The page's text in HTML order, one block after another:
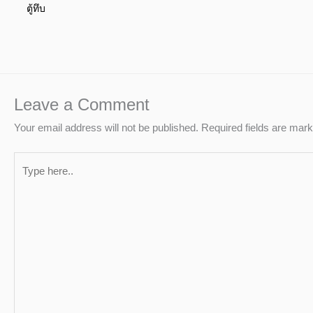
ตู้ทึบ
Leave a Comment
Your email address will not be published. Required fields are
here..